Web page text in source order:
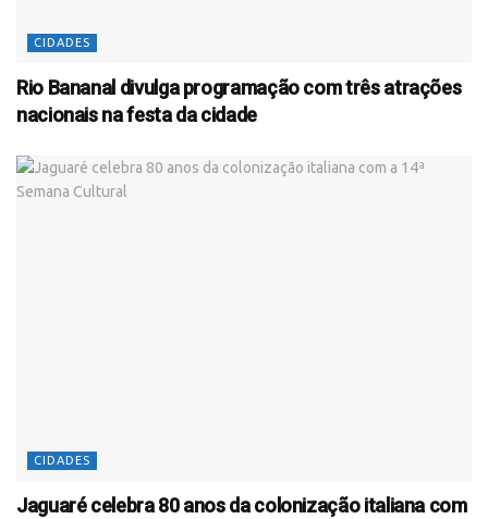
CIDADES
Rio Bananal divulga programação com três atrações
nacionais na festa da cidade
CIDADES
Jaguaré celebra 80 anos da colonização italiana com